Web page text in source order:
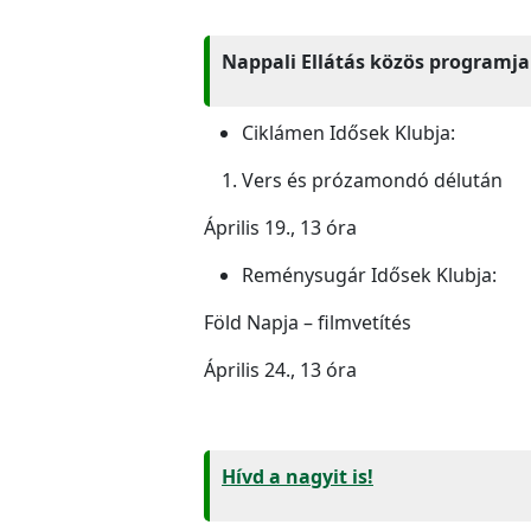
Nappali Ellátás közös
Ciklámen Idősek Klubja:
Vers és prózamondó délután
Április 19., 13 óra
Reménysugár Idősek Klubja:
Föld Napja – filmvetítés
Április 24., 13 óra
Hívd a nagyit is!